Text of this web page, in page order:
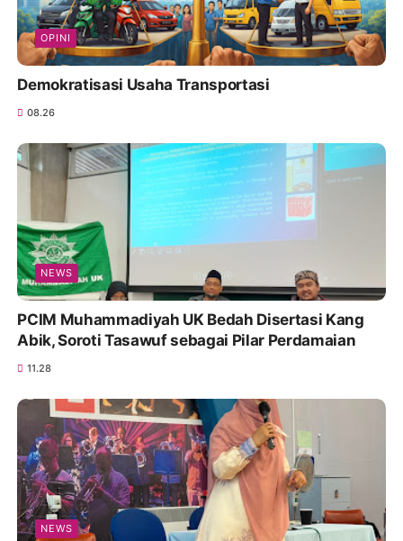
OPINI
Demokratisasi Usaha Transportasi
08.26
NEWS
PCIM Muhammadiyah UK Bedah Disertasi Kang
Abik, Soroti Tasawuf sebagai Pilar Perdamaian
11.28
NEWS